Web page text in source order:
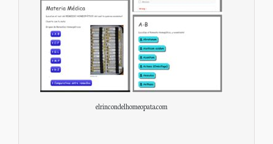
elrincondelhomeopata.com